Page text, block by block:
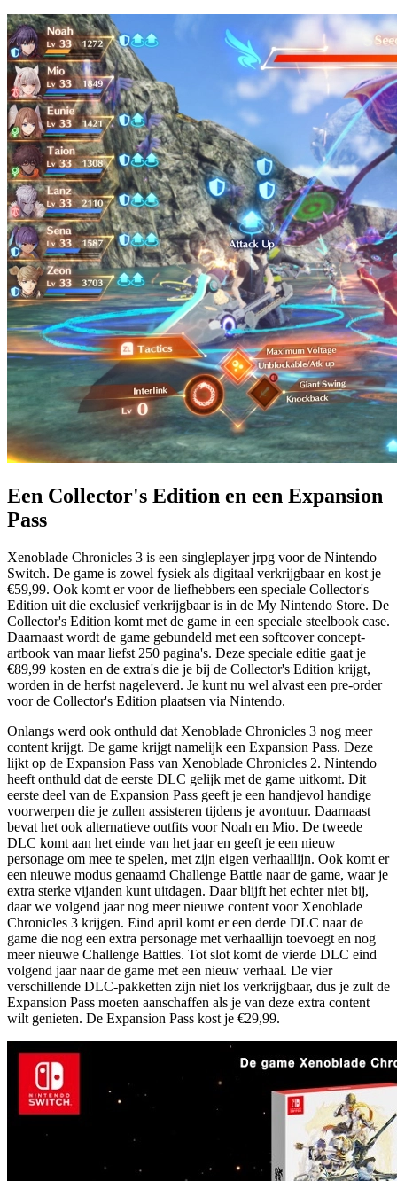
Een Collector's Edition en een Expansion
Pass
Xenoblade Chronicles 3 is een singleplayer jrpg voor de Nintendo
Switch. De game is zowel fysiek als digitaal verkrijgbaar en kost je
€59,99. Ook komt er voor de liefhebbers een speciale Collector's
Edition uit die exclusief verkrijgbaar is in de My Nintendo Store. De
Collector's Edition komt met de game in een speciale steelbook case.
Daarnaast wordt de game gebundeld met een softcover concept-
artbook van maar liefst 250 pagina's. Deze speciale editie gaat je
€89,99 kosten en de extra's die je bij de Collector's Edition krijgt,
worden in de herfst nageleverd. Je kunt nu wel alvast een pre-order
voor de Collector's Edition plaatsen via Nintendo.
Onlangs werd ook onthuld dat Xenoblade Chronicles 3 nog meer
content krijgt. De game krijgt namelijk een Expansion Pass. Deze
lijkt op de Expansion Pass van Xenoblade Chronicles 2. Nintendo
heeft onthuld dat de eerste DLC gelijk met de game uitkomt. Dit
eerste deel van de Expansion Pass geeft je een handjevol handige
voorwerpen die je zullen assisteren tijdens je avontuur. Daarnaast
bevat het ook alternatieve outfits voor Noah en Mio. De tweede
DLC komt aan het einde van het jaar en geeft je een nieuw
personage om mee te spelen, met zijn eigen verhaallijn. Ook komt er
een nieuwe modus genaamd Challenge Battle naar de game, waar je
extra sterke vijanden kunt uitdagen. Daar blijft het echter niet bij,
daar we volgend jaar nog meer nieuwe content voor Xenoblade
Chronicles 3 krijgen. Eind april komt er een derde DLC naar de
game die nog een extra personage met verhaallijn toevoegt en nog
meer nieuwe Challenge Battles. Tot slot komt de vierde DLC eind
volgend jaar naar de game met een nieuw verhaal. De vier
verschillende DLC-pakketten zijn niet los verkrijgbaar, dus je zult de
Expansion Pass moeten aanschaffen als je van deze extra content
wilt genieten. De Expansion Pass kost je €29,99.